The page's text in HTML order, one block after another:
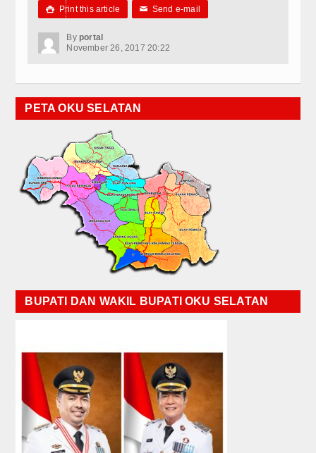
 Print this article ✉ Send e-mail
By portal
November 26, 2017 20:22
PETA OKU SELATAN
BUPATI DAN WAKIL BUPATI OKU SELATAN